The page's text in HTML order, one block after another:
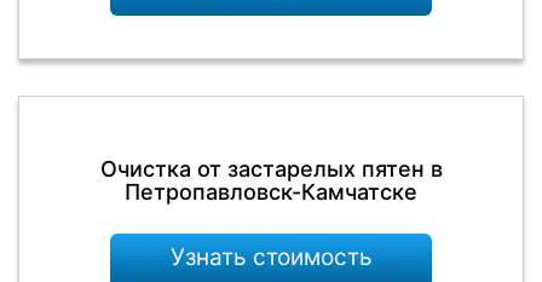
Очистка от застарелых пятен в
Петропавловск-Камчатске
Узнать стоимость